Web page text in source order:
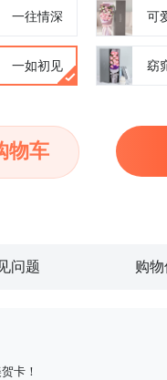
一往情深 可
一如初见 窈
物车
问题 购
卡！